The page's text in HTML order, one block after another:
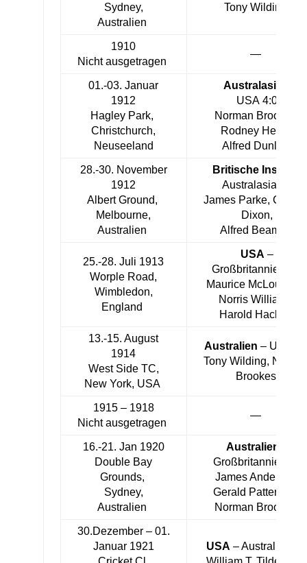
Sydney,
Australien
Tony Wilding
1910
Nicht ausgetragen
—
01.-03. Januar
1912
Hagley Park,
Christchurch,
Neuseeland
Australasia
USA 4:0
Norman Brookes,
Rodney Heath,
Alfred Dunlop
28.-30. November
1912
Albert Ground,
Melbourne,
Australien
Britische Inseln
Australasia 3:2
James Parke,
Dixon,
Alfred Beamish
25.-28. Juli 1913
Worple Road,
Wimbledon,
England
USA –
Großbritannien 3:2
Maurice
Norris Williams,
Harold Hackett
13.-15. August
1914
West Side TC,
New York, USA
Australien – USA
Tony Wilding,
Brookes
1915 – 1918
Nicht ausgetragen
—
16.-21. Jan 1920
Double Bay
Grounds,
Sydney,
Australien
Australien
Großbritannien 4:1
James Anderson,
Gerald Patterson,
Norman Brookes
30.Dezember – 01.
Januar 1921
USA – Australien